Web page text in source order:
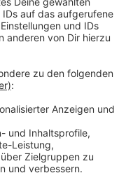
haben?
sagen
das Virus meist nur
und
pockenartigen
kann eine Infektion
Menschen, also zum